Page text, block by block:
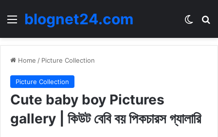
Menublognet24.com
Home / Picture Collection
Picture Collection
Cute baby boy Pictures
gallery | কিউট বেবি বয় পিকচারস গ্যালারি